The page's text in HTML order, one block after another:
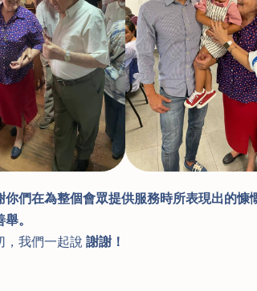
你們在為整個會眾提供服務時所表現出的
。
，我們一起說 謝謝！